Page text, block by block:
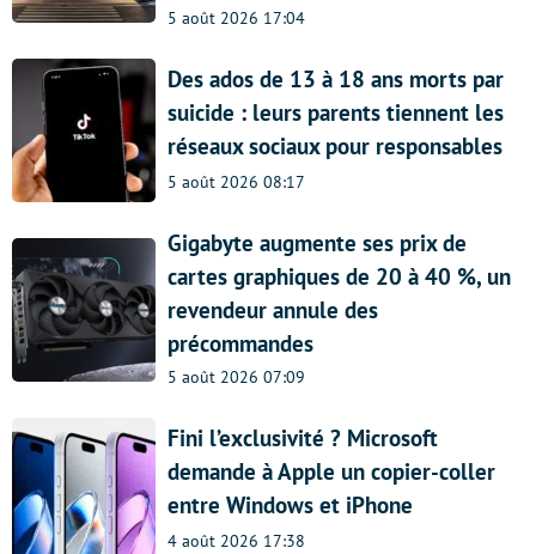
5 août 2026 17:04
Des ados de 13 à 18 ans morts par
suicide : leurs parents tiennent les
réseaux sociaux pour responsables
5 août 2026 08:17
Gigabyte augmente ses prix de
cartes graphiques de 20 à 40 %, un
revendeur annule des
précommandes
5 août 2026 07:09
Fini l’exclusivité ? Microsoft
demande à Apple un copier-coller
entre Windows et iPhone
4 août 2026 17:38